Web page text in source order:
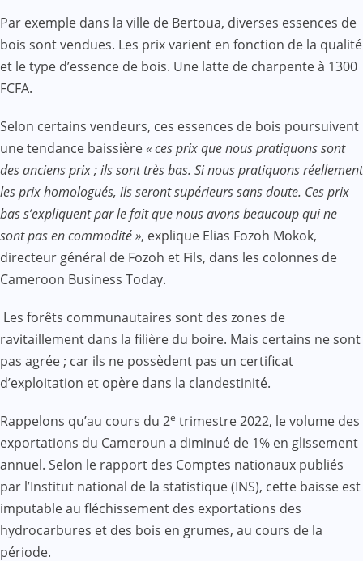
Par exemple dans la ville de Bertoua, diverses essences de
bois sont vendues. Les prix varient en fonction de la qualité
et le type d’essence de bois. Une latte de charpente à 1300
FCFA.
Selon certains vendeurs, ces essences de bois poursuivent
une tendance baissière« ces prix que nous pratiquons sont
des anciens prix ; ils sont très bas. Si nous pratiquons réellement
les prix homologués, ils seront supérieurs sans doute. Ces prix
bas s’expliquent par le fait que nous avons beaucoup qui ne
sont pas en commodité », explique Elias Fozoh Mokok,
directeur général de Fozoh et Fils, dans les colonnes de
Cameroon Business Today.
Les forêts communautaires sont des zones de
ravitaillement dans la filière du boire. Mais certains ne sont
pas agrée ; car ils ne possèdent pas un certificat
d’exploitation et opère dans la clandestinité.
Rappelons qu’au cours du 2e trimestre 2022, le volume des
exportations du Cameroun a diminué de 1% en glissement
annuel. Selon le rapport des Comptes nationaux publiés
par l’Institut national de la statistique (INS), cette baisse est
imputable au fléchissement des exportations des
hydrocarbures et des bois en grumes, au cours de la
période.